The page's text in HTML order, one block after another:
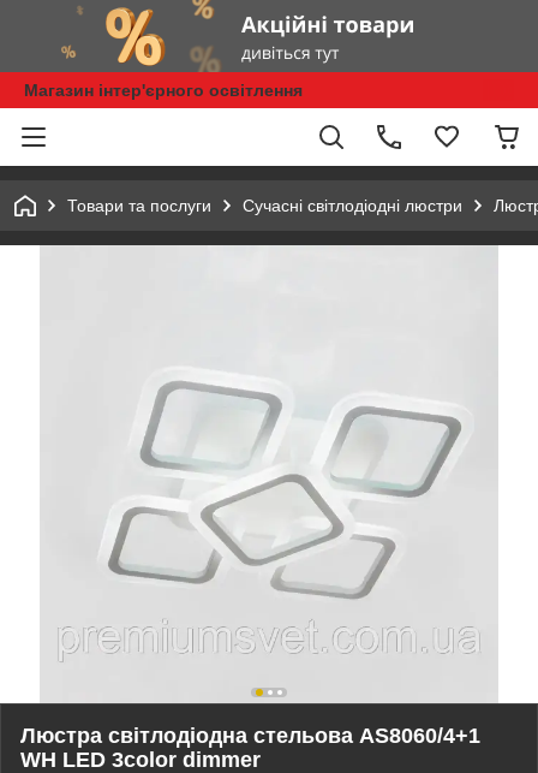
Магазин інтер'єрного освітлення
Товари та послуги Сучасні світлодіодні люстри
Люстра світлодіодна стельова AS8060/4+1
WH LED 3color dimmer